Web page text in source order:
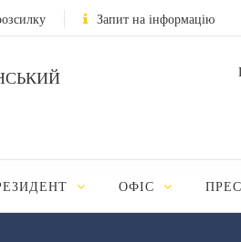
Запит на інформацію
ОФІС